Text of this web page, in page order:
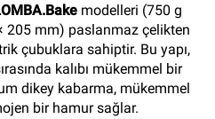
modelleri (750 g
205 mm) paslanmaz çelikten
çubuklara sahiptir. Bu yapı,
kalıbı mükemmel bir
dikey kabarma, mükemmel
bir hamur sağlar.